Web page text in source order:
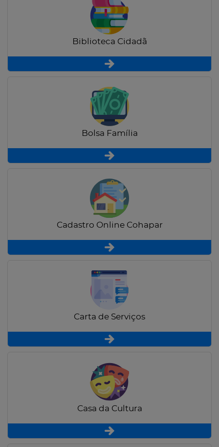
Biblioteca Cidadã
Bolsa Família
Cadastro Online Cohapar
Carta de Serviços
Casa da Cultura